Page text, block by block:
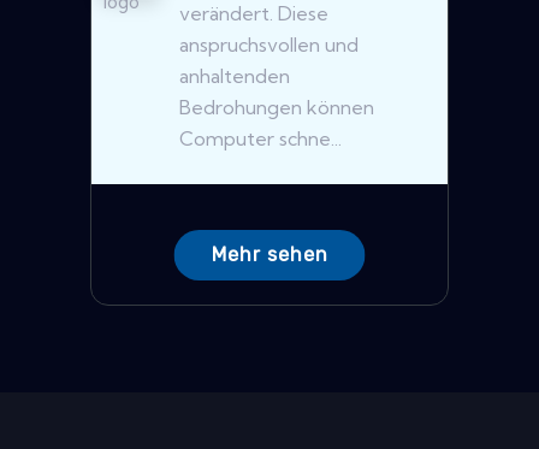
verändert. Diese
anspruchsvollen und
anhaltenden
Bedrohungen können
Computer schne...
Mehr sehen